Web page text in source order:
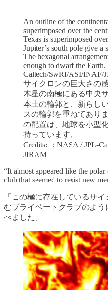
An outline of the
superimposed over the
Texas is superimposed
Jupiter’s south pole give a
The hexagonal
enough to dwarf the
Caltech/SwRI/ASI/INAF/
サイクロンの巨大さの
木星の南極にある中央
本土の輪郭と、新らし
スの輪郭を重ねてあり
の配置は、地球を小型
持っています。
Credits: ：NASA / JPL-
JIRAM
“It almost appeared like the
club that seemed to resist new
「この極に存在しているサ
むプライベートクラブのよ
べました。